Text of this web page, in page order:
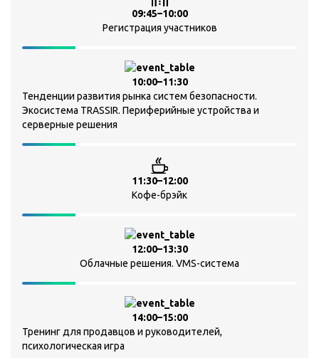
09:45–10:00
Регистрация участников
10:00–11:30
Тенденции развития рынка систем безопасности.
Экосистема TRASSIR. Периферийные устройства и
серверные решения
11:30–12:00
Кофе-брэйк
12:00–13:30
Облачные решения. VMS-система
14:00–15:00
Тренинг для продавцов и руководителей,
психологическая игра